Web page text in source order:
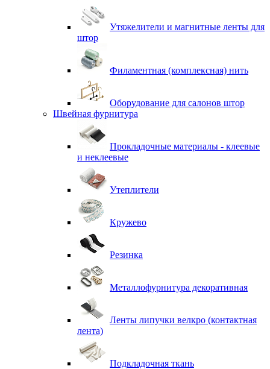
Утяжелители и магнитные ленты для
штор
Филаментная (комплексная) нить
Оборудование для салонов штор
Швейная фурнитура
Прокладочные материалы - клеевые
и неклеевые
Утеплители
Кружево
Резинка
Металлофурнитура декоративная
Ленты липучки велкро (контактная
лента)
Подкладочная ткань